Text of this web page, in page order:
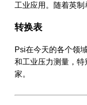
工业应用。随着英制
转换表
Psi在今天的各个领
和工业压力测量，
家。